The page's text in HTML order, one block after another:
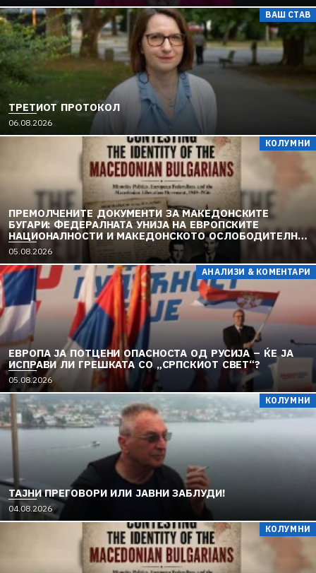
ВАШ СТАВ
ТРЕТИОТ ПРОТОКОЛ
06.08.2026
КОЛУМНИ
ПРЕМОЛЧЕНИТЕ ДОКУМЕНТИ ЗА МАКЕДОНСКИТЕ
БУГАРИ: ФЕДЕРАЛНАТА УНИЈА НА ЕВРОПСКИТЕ
НАЦИОНАЛНОСТИ И МАКЕДОНСКОТО ОСЛОБОДИТЕЛНО
ДВИЖЕЊЕ (1949–1956) (2)
05.08.2026
АНАЛИЗИ & КОМЕНТАРИ
ЕВРОПА ЈА ПОТЦЕНИ ОПАСНОСТА ОД РУСИЈА – ЌЕ ЈА
ИСПРАВИ ЛИ ГРЕШКАТА СО „СРПСКИОТ СВЕТ“?
05.08.2026
КОЛУМНИ
TAЈНИ ПРЕГОВОРИ ИЛИ ЈАВНИ ЗАБЛУДИ!
04.08.2026
КОЛУМНИ